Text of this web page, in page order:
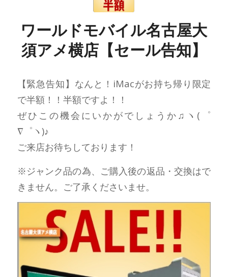
ワールドモバイル名古屋大
須アメ横店【セール告知】
【緊急告知】なんと！iMacがお持ち帰り限定
で半額！！半額ですよ！！
ぜひこの機会にいかがでしょうか♫ヽ(゜
∇゜ヽ)♪
ご来店お待ちしております！
※ジャンク品の為、ご購入後の返品・交換はで
きません。ご了承くださいませ。